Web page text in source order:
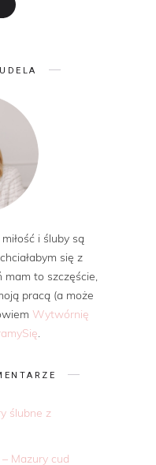
i śluby są
się z
mam to szczęście,
pracą (a może
Wytwórnię
.
ślubne z
Mazury cud